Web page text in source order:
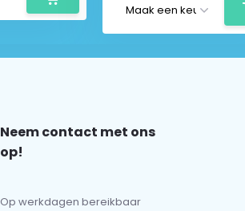
Neem contact met ons
op!
Op werkdagen bereikbaar